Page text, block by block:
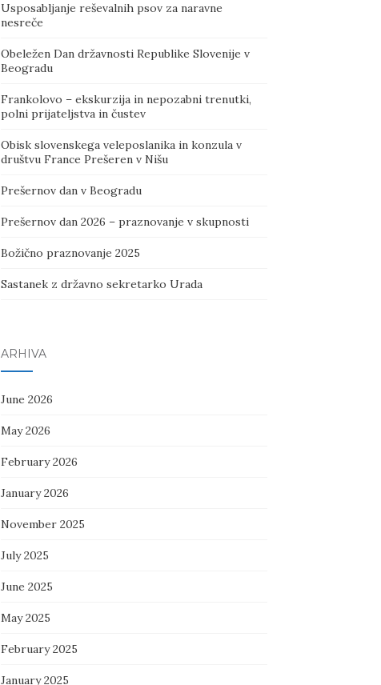
Usposabljanje reševalnih psov za naravne
nesreče
Obeležen Dan državnosti Republike Slovenije v
Beogradu
Frankolovo – ekskurzija in nepozabni trenutki,
polni prijateljstva in čustev
Obisk slovenskega veleposlanika in konzula v
društvu France Prešeren v Nišu
Prešernov dan v Beogradu
Prešernov dan 2026 – praznovanje v skupnosti
Božično praznovanje 2025
Sastanek z državno sekretarko Urada
ARHIVA
June 2026
May 2026
February 2026
January 2026
November 2025
July 2025
June 2025
May 2025
February 2025
January 2025